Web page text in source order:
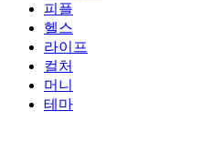
피플
헬스
라이프
컬처
머니
테마